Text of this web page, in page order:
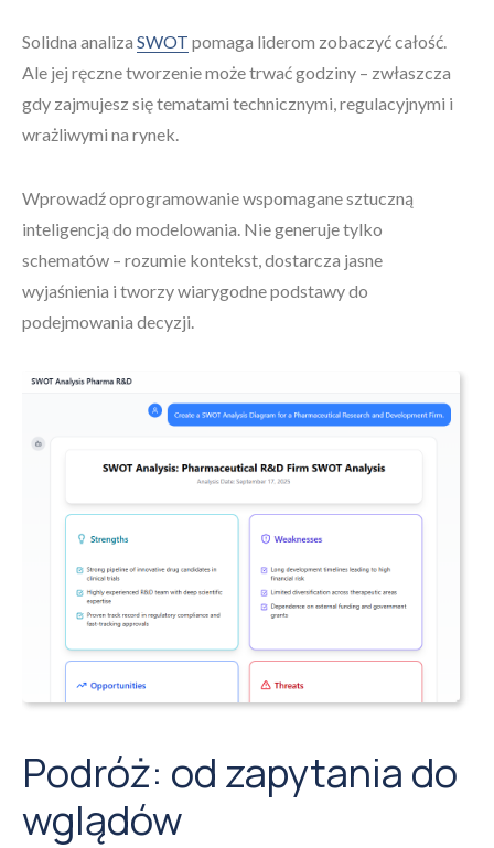
Solidna analiza SWOT pomaga liderom zobaczyć całość.
Ale jej ręczne tworzenie może trwać godziny – zwłaszcza
gdy zajmujesz się tematami technicznymi, regulacyjnymi i
wrażliwymi na rynek.
Wprowadź oprogramowanie wspomagane sztuczną
inteligencją do modelowania. Nie generuje tylko
schematów – rozumie kontekst, dostarcza jasne
wyjaśnienia i tworzy wiarygodne podstawy do
podejmowania decyzji.
Podróż: od zapytania do
wglądów